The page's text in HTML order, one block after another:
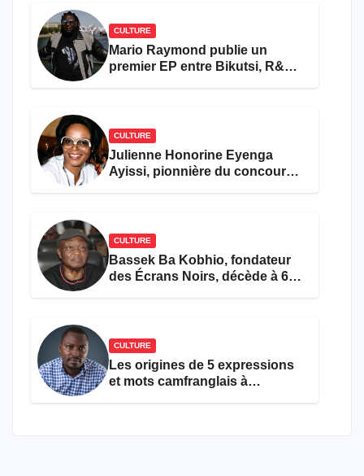
CULTURE
Mario Raymond publie un
premier EP entre Bikutsi, R&B
CULTURE
Julienne Honorine Eyenga
Ayissi, pionnière du concours
CULTURE
Bassek Ba Kobhio, fondateur
des Écrans Noirs, décède à 69
CULTURE
Les origines de 5 expressions
et mots camfranglais à